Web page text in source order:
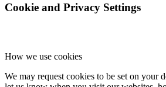
Cookie and Privacy Settings
How we use cookies
We may request cookies to be set on your